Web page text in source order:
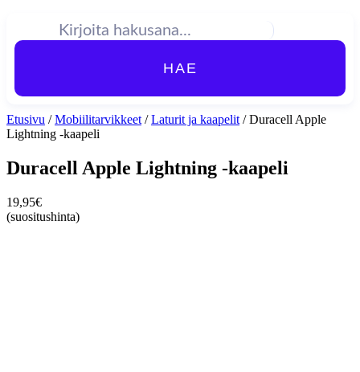
HAE
Etusivu /Mobiilitarvikkeet /Laturit ja kaapelit / Duracell Apple
Lightning -kaapeli
Duracell Apple Lightning -kaapeli
19,95€
(suositushinta)